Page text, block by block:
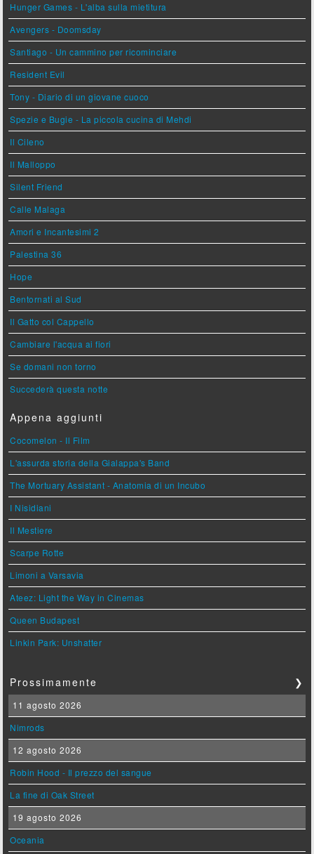
Hunger Games - L'alba sulla mietitura
Avengers - Doomsday
Santiago - Un cammino per ricominciare
Resident Evil
Tony - Diario di un giovane cuoco
Spezie e Bugie - La piccola cucina di Mehdi
Il Cileno
Il Malloppo
Silent Friend
Calle Malaga
Amori e Incantesimi 2
Palestina 36
Hope
Bentornati al Sud
Il Gatto col Cappello
Cambiare l'acqua ai fiori
Se domani non torno
Succederà questa notte
Appena aggiunti
Cocomelon - Il Film
L'assurda storia della Gialappa's Band
The Mortuary Assistant - Anatomia di un Incubo
I Nisidiani
Il Mestiere
Scarpe Rotte
Limoni a Varsavia
Ateez: Light the Way in Cinemas
Queen Budapest
Linkin Park: Unshatter
Prossimamente ❯
11 agosto 2026
Nimrods
12 agosto 2026
Robin Hood - Il prezzo del sangue
La fine di Oak Street
19 agosto 2026
Oceania